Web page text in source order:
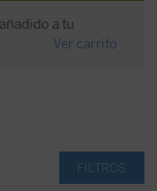
a tu
Ver carrito
FILTROS